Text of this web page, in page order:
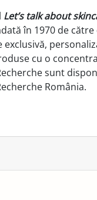
Let’s talk about
în 1970 de
exclusivă,
cu o
sunt
România.